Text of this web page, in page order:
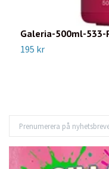
Galeria-500ml-533-
195 kr